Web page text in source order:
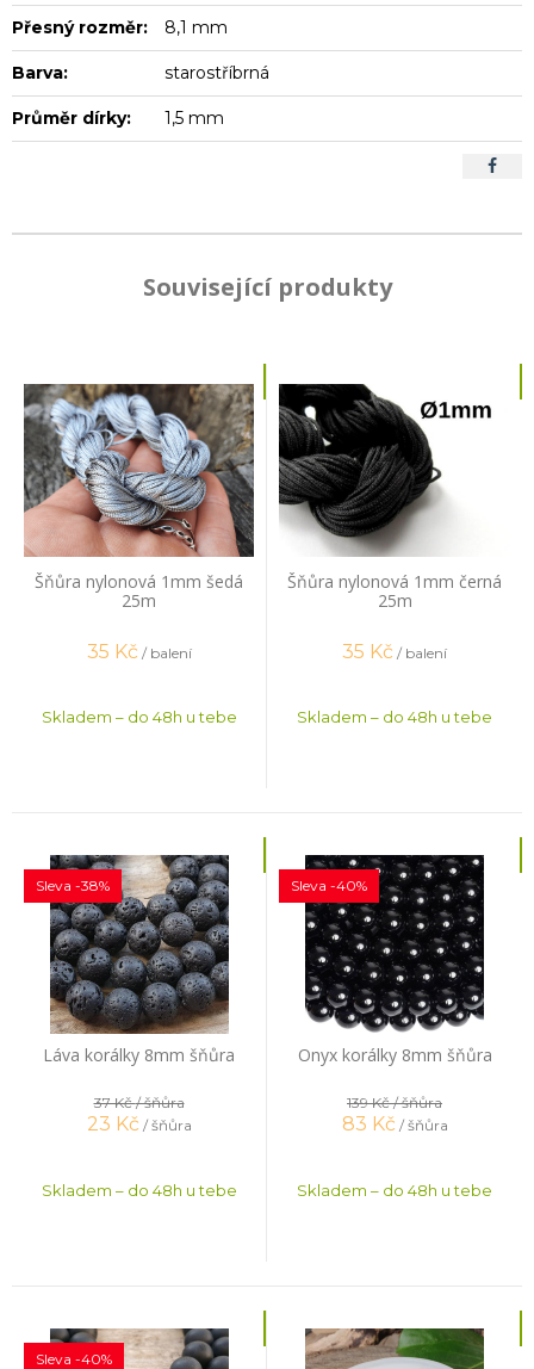
Přesný rozměr: 8,1 mm
Barva: starostříbrná
Průměr dírky: 1,5 mm
Související produkty
Šňůra nylonová 1mm šedá
25m
35 Kč / balení
Skladem – do 48h u tebe
Šňůra nylonová 1mm černá
25m
35 Kč / balení
Skladem – do 48h u tebe
Láva korálky 8mm šňůra
Sleva -38%
37 Kč/ šňůra
23 Kč / šňůra
Skladem – do 48h u tebe
Onyx korálky 8mm šňůra
Sleva -40%
139 Kč/ šňůra
83 Kč / šňůra
Skladem – do 48h u tebe
Sleva -40%